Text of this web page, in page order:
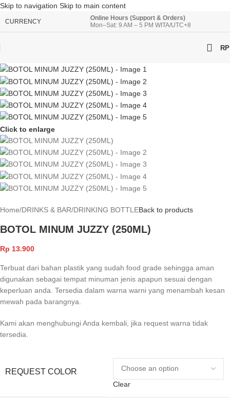
Skip to navigation Skip to main content
CURRENCY
Online Hours (Support & Orders)
Mon–Sat: 9 AM – 5 PM WITA/UTC+8
RP
Click to enlarge
Home/DRINKS & BAR/DRINKING BOTTLEBack to products
BOTOL MINUM JUZZY (250ML)
Rp 13.900
Terbuat dari bahan plastik yang sudah food grade sehingga aman
digunakan sebagai tempat minuman jenis apapun sesuai dengan
keperluan anda. Tersedia dalam warna warni yang menambah kesan
mewah pada barangnya.
Kami akan menghubungi Anda kembali, jika request warna tidak
tersedia.
REQUEST COLOR
Clear